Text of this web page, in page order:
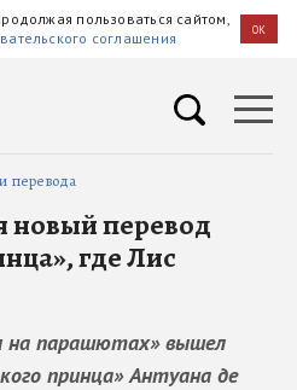
пользоваться сайтом,
соглашения OK
перевода
новый перевод
где Лис
на парашютах» вышел
принца» Антуана де